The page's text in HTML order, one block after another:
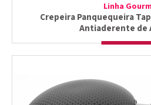
Linha
Crepeira Panquequeira
Antiaderente de